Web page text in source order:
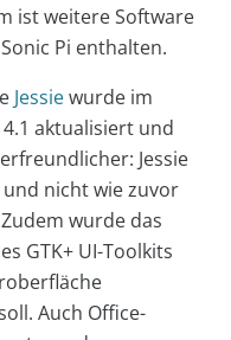
ist weitere Software
Pi enthalten.
Jessiewurde im
aktualisiert und
Jessie
nicht wie zuvor
wurde das
GTK+ UI-Toolkits
Auch Office-